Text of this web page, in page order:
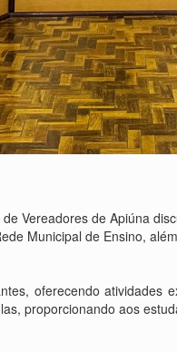
Vereadores de Apiúna
Municipal de Ensino,
oferecendo
proporcionando aos